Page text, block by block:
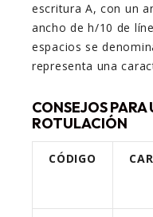
escritura A, con un
ancho de h/10 de
espacios se
representa una
CONSEJOS PARA
ROTULACIÓN
CÓDIGO